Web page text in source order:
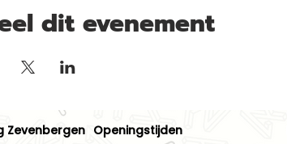
dit evenement
Zevenbergen Openingstijden